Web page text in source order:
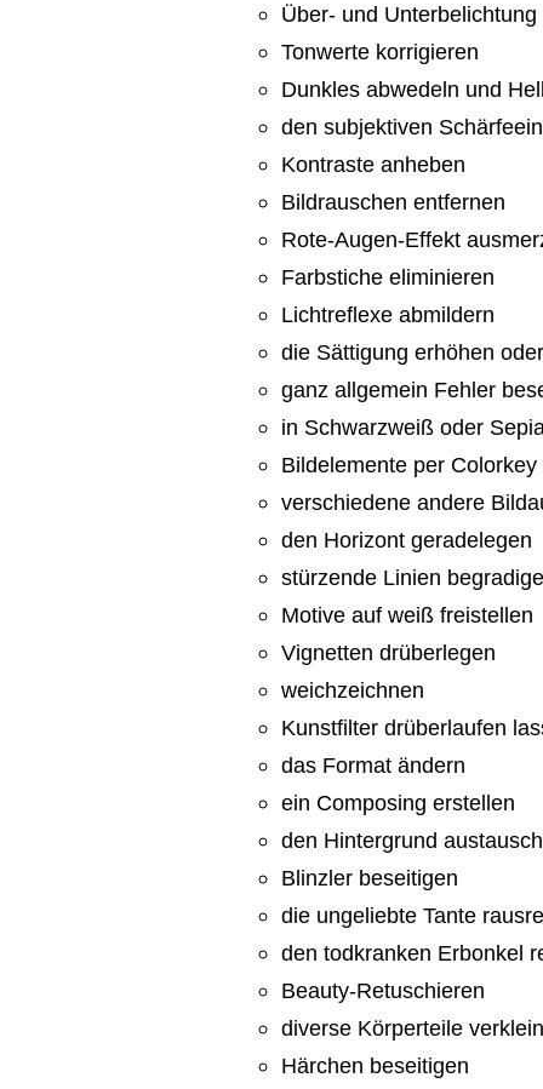
Über- und
Tonwerte korrigieren
Dunkles abwedeln und
den subjektiven
Kontraste anheben
Bildrauschen entfernen
Rote-Augen-Effekt
Farbstiche eliminieren
Lichtreflexe abmildern
die Sättigung erhöhen
ganz allgemein Fehler
in Schwarzweiß oder
Bildelemente per
verschiedene andere
den Horizont geradelegen
stürzende Linien
Motive auf weiß freistellen
Vignetten drüberlegen
weichzeichnen
Kunstfilter drüberlaufen
das Format ändern
ein Composing erstellen
den Hintergrund
Blinzler beseitigen
die ungeliebte Tante
den todkranken Erbonkel
Beauty-Retuschieren
diverse Körperteile
Härchen beseitigen